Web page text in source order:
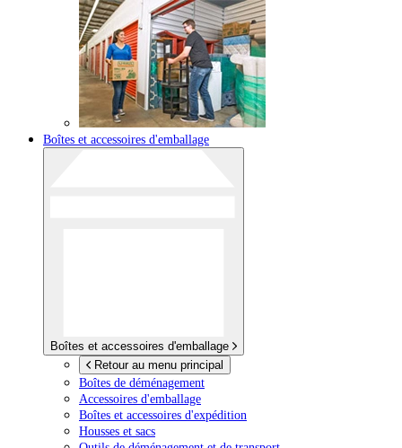
Boîtes et accessoires d'emballage
Boîtes et accessoires d'emballage
Retour au menu principal
Boîtes de déménagement
Accessoires d'emballage
Boîtes et accessoires d'expédition
Housses et sacs